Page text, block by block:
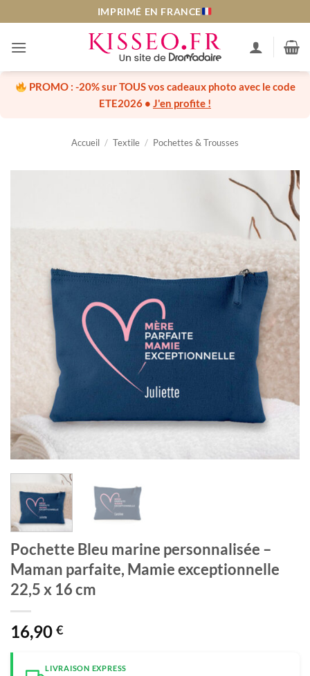
au
contenu
IMPRIMÉ EN FRANCE
PROMO : -20% sur TOUS vos cadeaux photo avec le code
ETE2026 • J'en profite !
Accueil / Textile / Pochettes & Trousses
Pochette Bleu marine personnalisée –
Maman parfaite, Mamie exceptionnelle
22,5 x 16 cm
16,90 €
LIVRAISON EXPRESS